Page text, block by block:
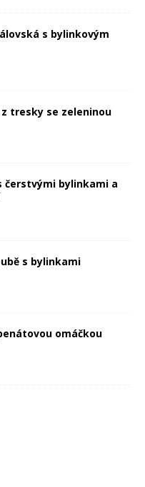
s bylinkovým
tresky se zeleninou
čerstvými bylinkami a
s bylinkami
omáčkou